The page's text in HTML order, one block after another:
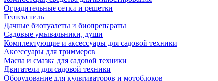
Оградительные сетки и решетки
Геотекстиль
Дачные биотуалеты и биопрепараты
Садовые умывальники, души
Комплектующие и аксессуары для садовой техники
Аксессуары для триммеров
Масла и смазка для садовой техники
Двигатели для садовой техники
Оборудование для культиваторов и мотоблоков